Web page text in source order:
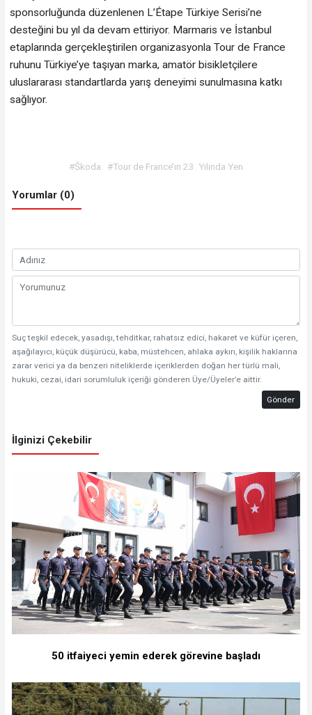
sponsorluğunda düzenlenen L’Étape Türkiye Serisi’ne
desteğini bu yıl da devam ettiriyor. Marmaris ve İstanbul
etaplarında gerçekleştirilen organizasyonla Tour de France
ruhunu Türkiye’ye taşıyan marka, amatör bisikletçilere
uluslararası standartlarda yarış deneyimi sunulmasına katkı
sağlıyor.
#Škoda #Tour de France’ın 23. Yılında Yen
Yorumlar (0)
Suç teşkil edecek, yasadışı, tehditkar, rahatsız edici, hakaret ve küfür içeren,
aşağılayıcı, küçük düşürücü, kaba, müstehcen, ahlaka aykırı, kişilik haklarına
zarar verici ya da benzeri niteliklerde içeriklerden doğan her türlü mali,
hukuki, cezai, idari sorumluluk içeriği gönderen Üye/Üyeler’e aittir.
Gönder
İlginizi Çekebilir
50 itfaiyeci yemin ederek görevine başladı